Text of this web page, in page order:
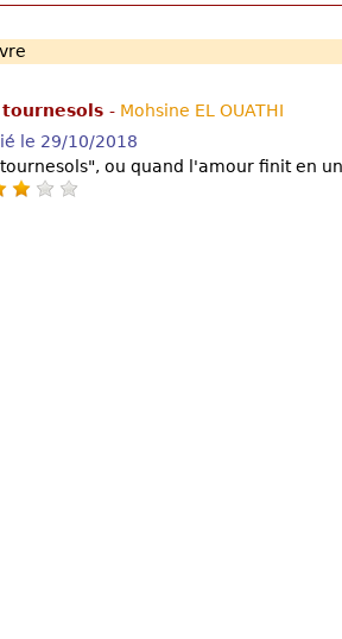
tournesols - Mohsine EL OUATHI
le 29/10/2018
ou quand l'amour finit en